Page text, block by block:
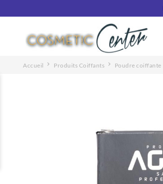
Accueil Produits Coiffants Poudre coiffante